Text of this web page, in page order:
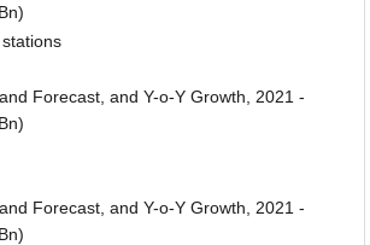
Forecast, and Y-o-Y Growth, 2021 -
Forecast, and Y-o-Y Growth, 2021 -